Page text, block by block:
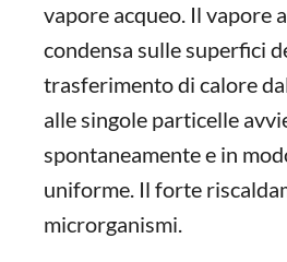
vapore acqueo. Il vapore
condensa sulle superfici
trasferimento di calore
alle singole particelle
spontaneamente e in
uniforme. Il forte
microrganismi.